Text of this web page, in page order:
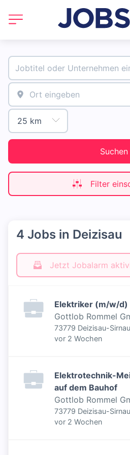
Suchen
Filter
4 Jobs in Deizisau
Jetzt Jobalarm
Elektriker (m/w/d)
Gottlob Rommel
73779 Deizisau-
Veröffentlicht:
vor 2 Wochen
Elektrotechnik-
auf dem Bauhof
Gottlob Rommel
73779 Deizisau-
Veröffentlicht:
vor 2 Wochen